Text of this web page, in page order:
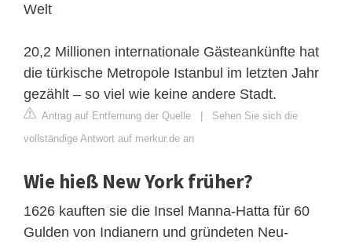
Welt
20,2 Millionen internationale Gästeankünfte hat
die türkische Metropole Istanbul im letzten Jahr
gezählt – so viel wie keine andere Stadt.
Antrag auf Entfernung der Quelle | Sehen Sie sich die
vollständige Antwort auf merkur.de an
Wie hieß New York früher?
1626 kauften sie die Insel Manna-Hatta für 60
Gulden von Indianern und gründeten Neu-